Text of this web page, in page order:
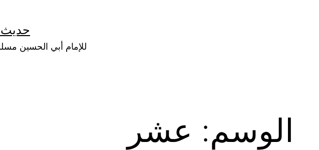
للإمام أبي الحسين
الوسم: عشر